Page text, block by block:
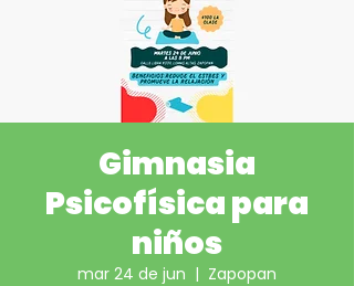
Gimnasia
Psicofísica para
niños
mar 24 de jun
  |
Zapopan